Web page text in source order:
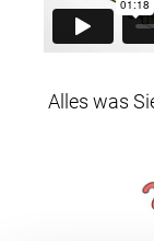
Alles was